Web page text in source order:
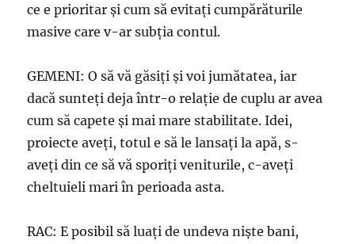
ce e prioritar şi cum să evitaţi cumpărăturile
masive care v-ar subţia contul.
GEMENI: O să vă găsiţi şi voi jumătatea, iar
dacă sunteţi deja într-o relaţie de cuplu ar avea
cum să capete şi mai mare stabilitate. Idei,
proiecte aveţi, totul e să le lansaţi la apă, s-
aveţi din ce să vă sporiţi veniturile, c-aveţi
cheltuieli mari în perioada asta.
RAC: E posibil să luaţi de undeva nişte bani,